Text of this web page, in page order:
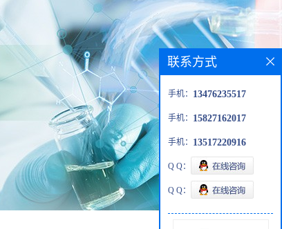
联系方式
手机： 13476235517
手机： 15827162017
手机： 13517220916
Q Q：
Q Q：